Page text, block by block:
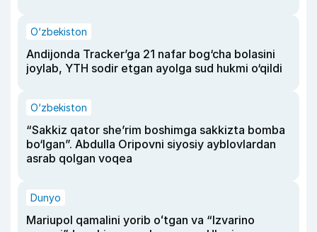
O‘zbekiston
Andijonda Tracker’ga 21 nafar bog‘cha bolasini
joylab, YTH sodir etgan ayolga sud hukmi o‘qildi
O‘zbekiston
“Sakkiz qator she’rim boshimga sakkizta bomba
bo‘lgan”. Abdulla Oripovni siyosiy ayblovlardan
asrab qolgan voqea
Dunyo
Mariupol qamalini yorib oʻtgan va “Izvarino